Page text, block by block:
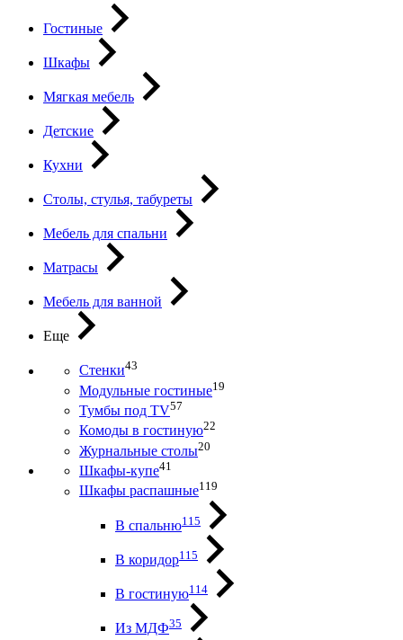
Гостиные
Шкафы
Мягкая мебель
Детские
Кухни
Столы, стулья, табуреты
Мебель для спальни
Матрасы
Мебель для ванной
Еще
Стенки43
Модульные гостиные19
Тумбы под ТV57
Комоды в гостиную22
Журнальные столы20
Шкафы-купе41
Шкафы распашные119
В спальню115
В коридор115
В гостиную114
Из МДФ35